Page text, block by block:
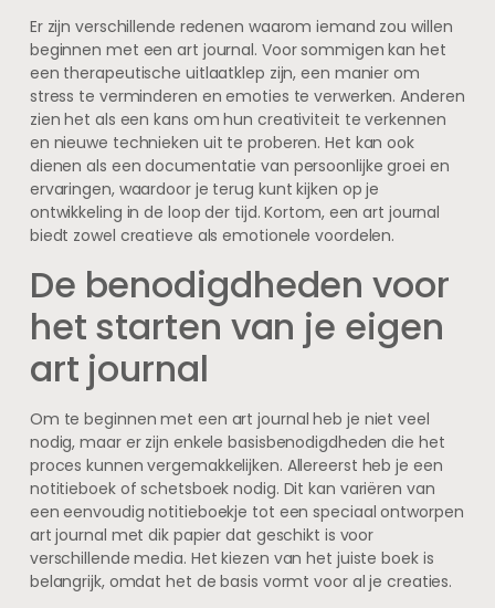
Er zijn verschillende redenen waarom iemand zou willen
beginnen met een art journal. Voor sommigen kan het
een therapeutische uitlaatklep zijn, een manier om
stress te verminderen en emoties te verwerken. Anderen
zien het als een kans om hun creativiteit te verkennen
en nieuwe technieken uit te proberen. Het kan ook
dienen als een documentatie van persoonlijke groei en
ervaringen, waardoor je terug kunt kijken op je
ontwikkeling in de loop der tijd. Kortom, een art journal
biedt zowel creatieve als emotionele voordelen.
De benodigdheden voor
het starten van je eigen
art journal
Om te beginnen met een art journal heb je niet veel
nodig, maar er zijn enkele basisbenodigdheden die het
proces kunnen vergemakkelijken. Allereerst heb je een
notitieboek of schetsboek nodig. Dit kan variëren van
een eenvoudig notitieboekje tot een speciaal ontworpen
art journal met dik papier dat geschikt is voor
verschillende media. Het kiezen van het juiste boek is
belangrijk, omdat het de basis vormt voor al je creaties.